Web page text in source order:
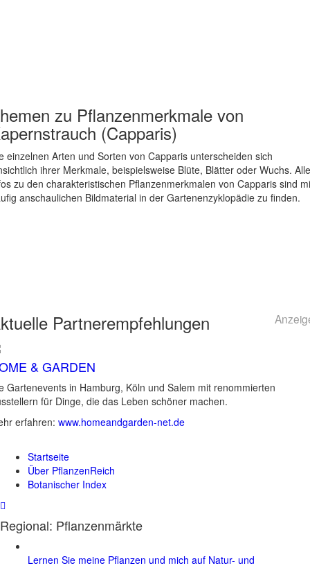
zu Pflanzenmerkmale von
(Capparis)
einzelnen Arten und Sorten von Capparis unterscheiden sich
ihrer Merkmale, beispielsweise Blüte, Blätter oder Wuchs. Alle
zu den charakteristischen Pflanzenmerkmalen von Capparis sind
anschaulichen Bildmaterial in der Gartenenzyklopädie zu finden.
Partnerempfehlungen
& GARDEN
Gartenevents in Hamburg, Köln und Salem mit renommierten
für Dinge, die das Leben schöner machen.
erfahren: www.homeandgarden-net.de
Startseite
Über PflanzenReich
Botanischer Index
Regional: Pflanzenmärkte
Lernen Sie meine Pflanzen und mich auf Natur- und